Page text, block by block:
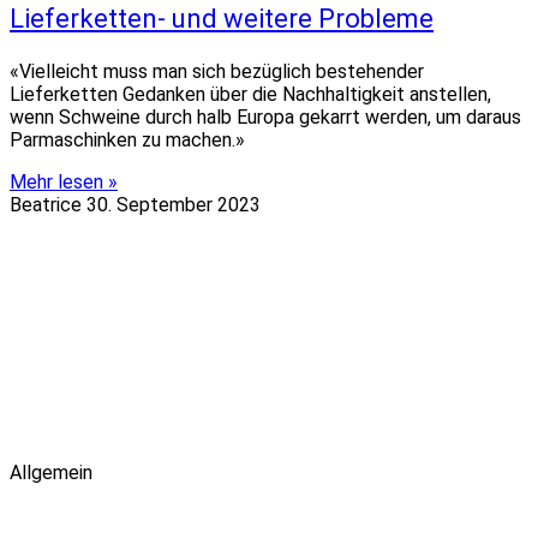
Lieferketten- und weitere Probleme
«Vielleicht muss man sich bezüglich bestehender
Lieferketten Gedanken über die Nachhaltigkeit anstellen,
wenn Schweine durch halb Europa gekarrt werden, um daraus
Parmaschinken zu machen.»
Mehr lesen »
Beatrice 30. September 2023
Allgemein